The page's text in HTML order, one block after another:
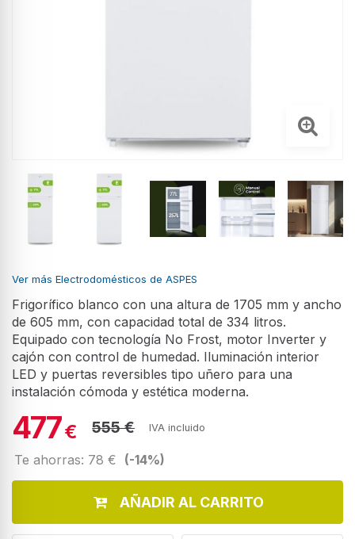
Ver más Electrodomésticos de ASPES
Frigorífico blanco con una altura de 1705 mm y ancho
de 605 mm, con capacidad total de 334 litros.
Equipado con tecnología No Frost, motor Inverter y
cajón con control de humedad. Iluminación interior
LED y puertas reversibles tipo uñero para una
instalación cómoda y estética moderna.
477€ 555 € IVA incluido
Te ahorras: 78 € (-14%)
AÑADIR AL CARRITO